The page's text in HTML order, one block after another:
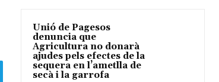
Unió de Pagesos
denuncia que
Agricultura no donarà
ajudes pels efectes de la
sequera en l’ametlla de
secà i la garrofa